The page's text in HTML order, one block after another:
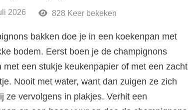
2026 828 Keer bekeken
bakken doe je in een koekenpan met
bodem. Eerst boen je de champignons
met een stukje keukenpapier of met een zacht
Nooit met water, want dan zuigen ze zich
ze vervolgens in plakjes. Verhit een